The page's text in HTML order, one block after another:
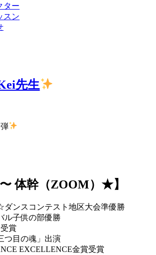
ター
スン
先生
〜 体幹（ZOOM）★】
ンスコンテスト地区大会準優勝
ル子供の部優勝
賞
つ目の魂」出演
EXCELLENCE金賞受賞